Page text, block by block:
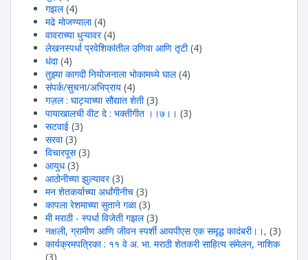
गझल (4)
मढे मोजण्याला (4)
वावराच्या धुऱ्यावर(4)
लेखनस्पर्धा प्रवेशिकांतील उणिवा आणि तृटी (4)
धंदा (4)
तुझ्या कागदी नियोजनाला भोकामध्ये घाल (4)
संपर्क/सुचना/अभिप्राय (4)
गज़ल : घाट्याच्या सौद्यात शेती (3)
पायाखालची वीट दे : भक्तीगीत ।।७।। (3)
सटवाई (3)
सरवा(3)
विचारपूस (3)
आयुध (3)
आठोनीच्या झुल्यावर(3)
मन शेतकर्याच्या अर्धांगीनीच (3)
कापला रेशमाच्या सुताने गळा (3)
मी मराठी - स्पर्धा विजेती गझल (3)
नक्षली, ग्रामीण आणि जीवन स्पर्शी आयपीएस एक समृद्ध कादंबरी।।, (3)
कार्यक्रमपत्रिका : ११ वे अ. भा. मराठी शेतकरी साहित्य संमेलन, नाशिक
(3)